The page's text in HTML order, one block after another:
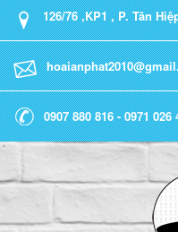
126/76 ,KP1 , P. Tân
0907 880 816 - 0971 026